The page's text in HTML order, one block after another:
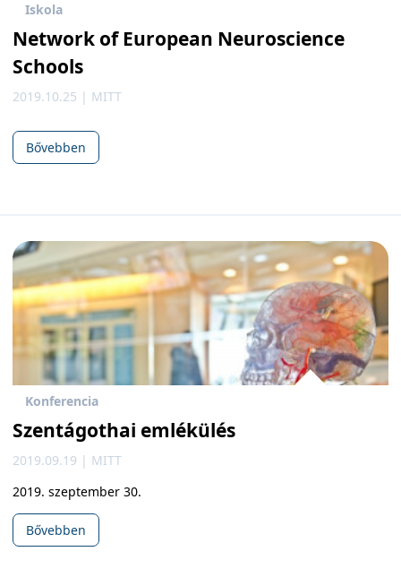
Iskola
Network of European Neuroscience
Schools
2019.10.25 | MITT
Bővebben
Konferencia
Szentágothai emlékülés
2019.09.19 | MITT
2019. szeptember 30.
Bővebben